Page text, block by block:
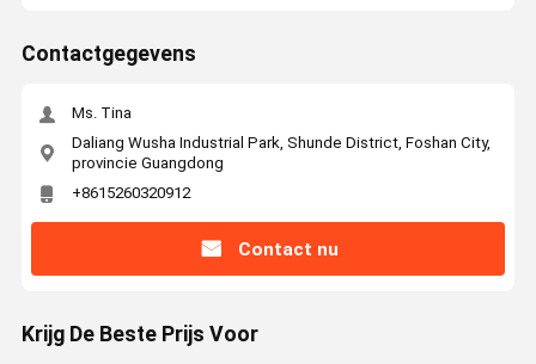
Contactgegevens
Ms. Tina
Daliang Wusha Industrial Park, Shunde District, Foshan City,
provincie Guangdong
+8615260320912
Contact nu
Krijg De Beste Prijs Voor